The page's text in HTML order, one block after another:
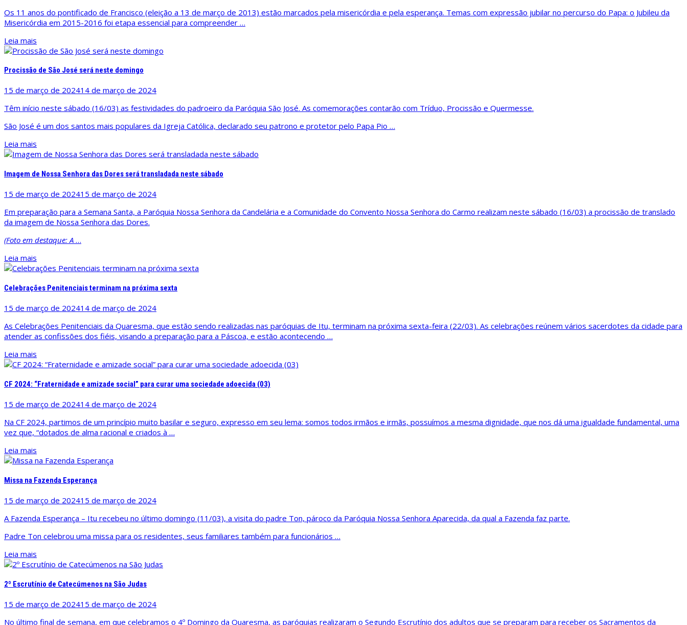
Os 11 anos do pontificado de Francisco (eleição a 13 de março de 2013) estão marcados pela misericórdia e pela esperança. Temas com expressão jubilar no percurso do Papa: o Jubileu da
Misericórdia em 2015-2016 foi etapa essencial para compreender …
Leia mais
Procissão de São José será neste domingo
15 de março de 202414 de março de 2024
Têm início neste sábado (16/03) as festividades do padroeiro da Paróquia São José. As comemorações contarão com Tríduo, Procissão e Quermesse.
São José é um dos santos mais populares da Igreja Católica, declarado seu patrono e protetor pelo Papa Pio …
Leia mais
Imagem de Nossa Senhora das Dores será transladada neste sábado
15 de março de 202415 de março de 2024
Em preparação para a Semana Santa, a Paróquia Nossa Senhora da Candelária e a Comunidade do Convento Nossa Senhora do Carmo realizam neste sábado (16/03) a procissão de translado
da imagem de Nossa Senhora das Dores.
(Foto em destaque: A …
Leia mais
Celebrações Penitenciais terminam na próxima sexta
15 de março de 202414 de março de 2024
As Celebrações Penitenciais da Quaresma, que estão sendo realizadas nas paróquias de Itu, terminam na próxima sexta-feira (22/03). As celebrações reúnem vários sacerdotes da cidade para
atender as confissões dos fiéis, visando a preparação para a Páscoa, e estão acontecendo …
Leia mais
CF 2024: “Fraternidade e amizade social” para curar uma sociedade adoecida (03)
15 de março de 202414 de março de 2024
Na CF 2024, partimos de um princípio muito basilar e seguro, expresso em seu lema: somos todos irmãos e irmãs, possuímos a mesma dignidade, que nos dá uma igualdade fundamental, uma
vez que, “dotados de alma racional e criados à …
Leia mais
Missa na Fazenda Esperança
15 de março de 202415 de março de 2024
A Fazenda Esperança – Itu recebeu no último domingo (11/03), a visita do padre Ton, pároco da Paróquia Nossa Senhora Aparecida, da qual a Fazenda faz parte.
Padre Ton celebrou uma missa para os residentes, seus familiares também para funcionários …
Leia mais
2º Escrutínio de Catecúmenos na São Judas
15 de março de 202415 de março de 2024
No último final de semana, em que celebramos o 4º Domingo da Quaresma, as paróquias realizaram o Segundo Escrutínio dos adultos que se preparam para receber os Sacramentos da